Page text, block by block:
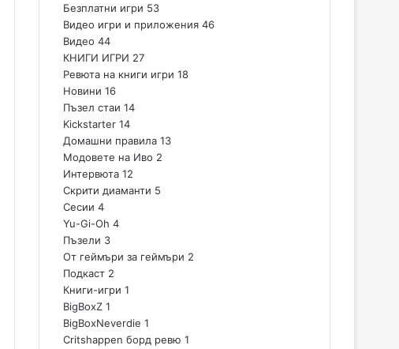
Безплатни игри 53
Видео игри и приложения 46
Видео 44
КНИГИ ИГРИ 27
Ревюта на книги игри 18
Новини 16
Пъзел стаи 14
Kickstarter 14
Домашни правила 13
Модовете на Иво 2
Интервюта 12
Скрити диаманти 5
Сесии 4
Yu-Gi-Oh 4
Пъзели 3
От геймъри за геймъри 2
Подкаст 2
Книги-игри 1
BigBoxZ 1
BigBoxNeverdie 1
Critshappen борд ревю 1